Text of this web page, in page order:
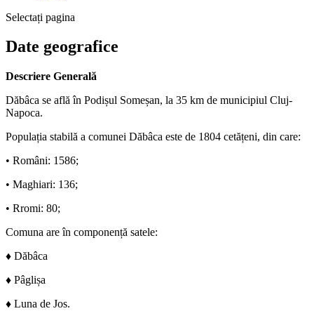
Selectați pagina
Date geografice
Descriere Generală
Dăbâca se află în Podișul Someșan, la 35 km de municipiul Cluj-
Napoca.
Populația stabilă a comunei Dăbâca este de 1804 cetățeni, din care:
• Români: 1586;
• Maghiari: 136;
• Rromi: 80;
Comuna are în componență satele:
♦ Dăbâca
♦ Pâglișa
♦ Luna de Jos.